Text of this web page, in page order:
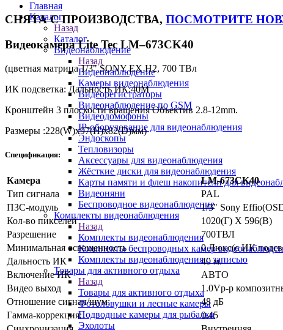
Главная
Каталог
Назад
Каталог
Видеонаблюдение
Назад
Видеонаблюдение
Камеры видеонаблюдения
Видеорегистраторы
Видеонаблюдение по GSM
Видеодомофоны
IP-оборудование для видеонаблюдения
Эндоскопы
Тепловизоры
Аксессуары для видеонаблюдения
Жёсткие диски для видеонаблюдения
Карты памяти и флеш накопители для
Видеоняни
Беспроводное видеонаблюдение
Комплекты видеонаблюдения
Назад
Комплекты видеонаблюдения
Комплекты беспроводных камер
Комплекты видеонаблюдения с записью
Товары для активного отдыха
Назад
Товары для активного отдыха
Фотоловушки и лесные камеры
Подводные камеры для рыбалки
Эхолоты
СНЯТА С ПРОИЗВОДСТВА, ПОСМОТРИТЕ
Видеокамера Lite Tec LM–673CK40
(цветная матрица 1/3" SONY EX H2, 700 ТВл
ИК подсветка: Дальность ИК:40M
Кронштейн 3 плоскости вращения Объектив 2.8-12mm.
Размеры :228(W)x97(H)x82(D)мм)
Спецификация:
Камера
LM-673CK40
Тип сигнала
PAL
ПЗС-модуль
1/3" Sony
Кол-во пикселей
1020(Г) X 596(В)
Разрешение
700ТВЛ
Минимальная освещенность
0 Люкс(c ИК
Дальность ИК
40 м.
Включение ИК
АВТО
Видео выход
1.0Vp-p
Отношение сигнал/шум:
48 дБ
Гамма-коррекция:
0.45